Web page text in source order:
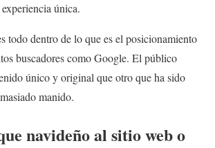
única.
todo dentro de lo que es el posicionamiento
buscadores como Google. El público
único y original que otro que ha sido
manido.
navideño al sitio web o